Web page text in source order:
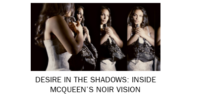
DESIRE IN THE SHADOWS: INSIDE
MCQUEEN’S NOIR VISION